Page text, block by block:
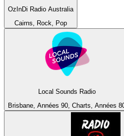
OzInDi Radio Australia
Cairns, Rock, Pop
Local Sounds Radio
Brisbane, Années 90, Charts, Années